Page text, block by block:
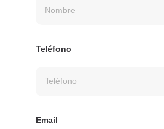
Teléfono
Email